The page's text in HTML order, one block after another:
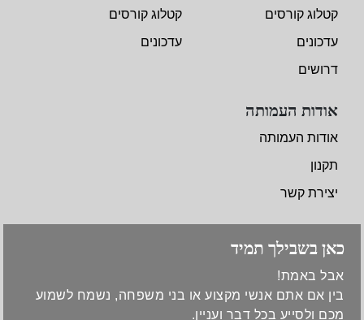
אודות העמותה
אודות העמותה
תקנון
יצירת קשר
קטלוג קורסים
עדכונים
דרושים
קטלוג קורסים
עדכונים
כאן בשבילך תמיד
אבל באמת!
בין אם אתם אנשי מקצוע או בני משפחה, נשמח לשמוע
מכם ולסייע בכל דבר ועניין.